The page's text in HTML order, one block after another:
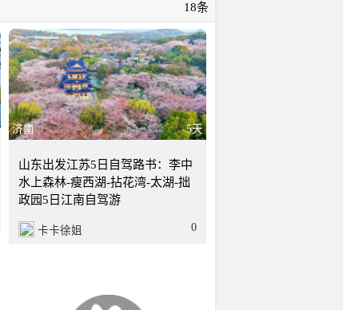
18条
5天
济南
山东出发江苏5日自驾路书：李中
水上森林-瘦西湖-拈花湾-太湖-拙
政园5日江南自驾游
卡卡徐姐 0